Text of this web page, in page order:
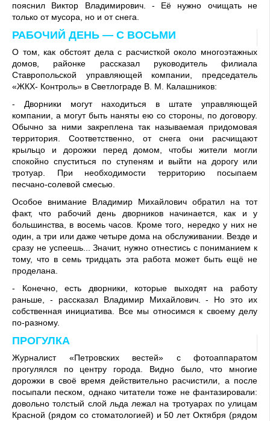
пояснил Виктор Владимирович. - Её нужно очищать не
только от мусо­ра, но и от снега.
РАБОЧИЙ ДЕНЬ — С ВОСЬМИ
О том, как обстоят дела с расчисткой около мно­гоэтажных
домов, район­ке рассказал руководитель филиала
Ставропольской управляющей компа­нии, председатель
«ЖКХ- Контроль» в Светлограде В. М. Калашников:
- Дворники могут нахо­диться в штате управляю­щей
компании, а могут быть наняты ею со стороны, по договору.
Обычно за ними закреплена так называемая придомовая
территория. Со­ответственно, от снега они расчищают
крыльцо и до­рожки перед домом, чтобы жители могли
спокойно спу­ститься по ступеням и вы­йти на дорогу или
тротуар. При необходимости терри­торию посыпаем
песчано-солевой смесью.
Особое внимание Влади­мир Михайлович обратил на тот
факт, что рабочий день дворников начинается, как и у
большинства, в восемь часов. Кроме того, нередко у них не
один, а три или даже четыре дома на обслужива­нии. Везде и
сразу не успе­ешь... Значит, нужно отне­стись с пониманием к
тому, что в семь тридцать эта ра­бота может быть ещё не
про­делана.
- Конечно, есть дворники, которые выходят на работу
раньше, - рассказал Влади­мир Михайлович. - Но это их
собственная инициатива. Все мы относимся к своему делу
по-разному.
ПРОГУЛКА
Журналист «Петровских вестей» с фотоаппаратом
прогулялся по центру города. Видно было, что мно­гие
дорожки в своё время действительно расчисти­ли, а после
посыпали пе­ском, однако читатели тоже не фантазировали:
доволь­но толстый слой льда ле­жал на тротуарах по улицам
Красной (рядом со стома­тологией) и 50 лет Октября (рядом